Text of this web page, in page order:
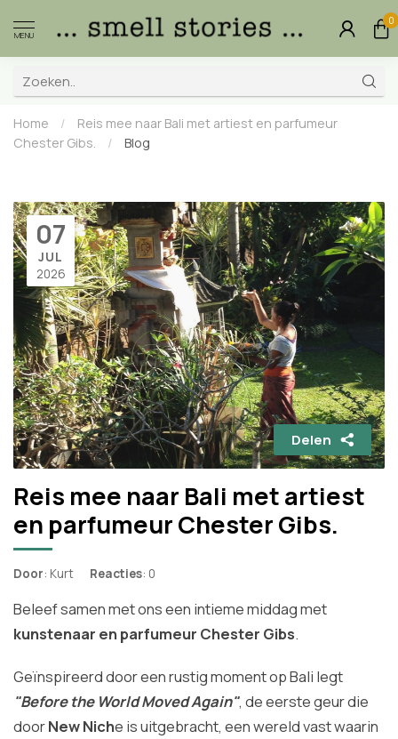
MENU
0
Home /
Reis mee naar Bali met artiest en parfumeur
Chester Gibs.
/ Blog
07
JUL
2026
Delen
Reis mee naar Bali met artiest
en parfumeur Chester Gibs.
Door: Kurt Reacties: 0
Beleef samen met ons een intieme middag met
kunstenaar en parfumeur Chester Gibs.
Geïnspireerd door een rustig moment op Bali legt
"Before the World Moved Again", de eerste geur die
doorNew Niche is uitgebracht, een wereld vast waarin